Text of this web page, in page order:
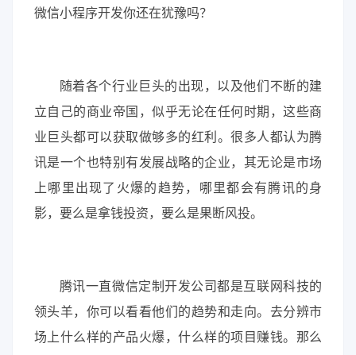
微信小程序开发你还在犹豫吗？
随着各个行业巨头的出现，以及他们不断的建
立自己的商业帝国，似乎无论在任何时期，这些商
业巨头都可以获取做够多的红利。很多人都认为腾
讯是一个也特别有发展战略的企业，其无论是市场
上哪里出现了火爆的趋势，哪里都会有腾讯的身
影，要么是拿钱投资，要么是果断风投。
腾讯一直微信定制开发公司都是互联网科技的
领头羊，你可以看看他们的趋势和走向。去分辨市
场上什么样的产品火爆，什么样的项目赚钱。那么